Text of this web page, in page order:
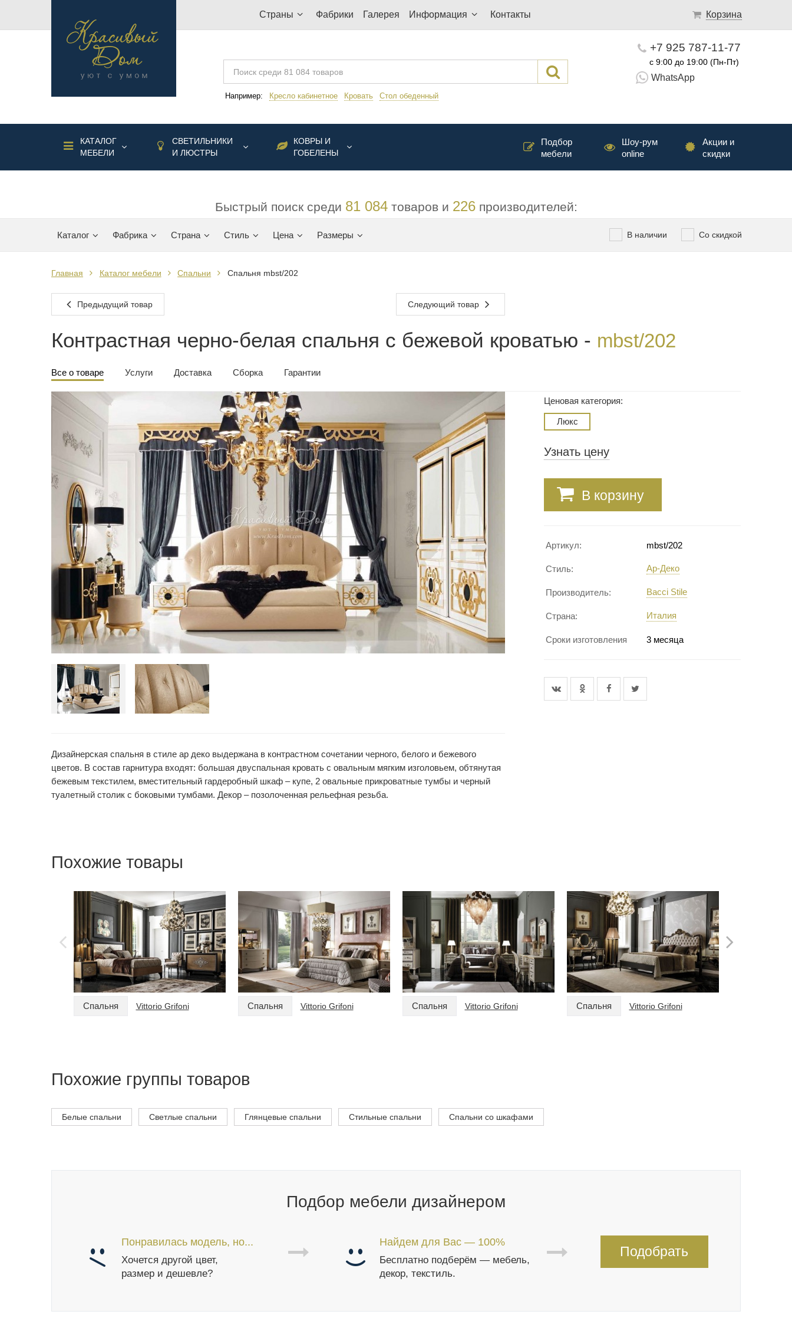
Страны Фабрики Галерея Информация Контакты Корзина
Например: Кресло кабинетное Кровать Стол обеденный
+7 925 787-11-77
с 9:00 до 19:00 (Пн-Пт)
WhatsApp
КАТАЛОГ
МЕБЕЛИ
СВЕТИЛЬНИКИ
И ЛЮСТРЫ
КОВРЫ И
ГОБЕЛЕНЫ
Акции и
скидки
Шоу-рум
online
Подбор
мебели
Быстрый поиск среди 81 084товаров и 226производителей:
Каталог Фабрика Страна Стиль Цена Размеры Со скидкой
В наличии
Главная Каталог мебели Спальни Спальня mbst/202
Предыдущий товар Следующий товар
Контрастная черно-белая спальня с бежевой кроватью - mbst/202
Все о товаре Услуги Доставка Сборка Гарантии
Дизайнерская спальня в стиле ар деко выдержана в контрастном сочетании черного, белого и бежевого
цветов. В состав гарнитура входят: большая двуспальная кровать с овальным мягким изголовьем, обтянутая
бежевым текстилем, вместительный гардеробный шкаф – купе, 2 овальные прикроватные тумбы и черный
туалетный столик с боковыми тумбами. Декор – позолоченная рельефная резьба.
Ценовая категория:
Люкс
Узнать цену
В корзину
Артикул: mbst/202
Стиль: Ар-Деко
Производитель: Bacci Stile
Страна: Италия
Сроки изготовления 3 месяца
Похожие товары
Спальня Vittorio Grifoni Спальня Vittorio Grifoni Спальня Vittorio Grifoni Спальня Vittorio Grifoni
Похожие группы товаров
Белые спальни Светлые спальни Глянцевые спальни Стильные спальни Спальни со шкафами
Подбор мебели дизайнером
Понравилась модель, но...
Хочется другой цвет,
размер и дешевле?
Найдем для Вас — 100%
Бесплатно подберём — мебель,
декор, текстиль.
Подобрать